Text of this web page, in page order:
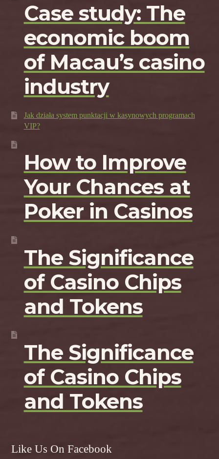
Case study: The
economic boom
of Macau’s casino
industry
Jak działa system punktacji w kasynowych programach
VIP?
How to Improve
Your Chances at
Poker in Casinos
The Significance
of Casino Chips
and Tokens
The Significance
of Casino Chips
and Tokens
Like Us On Facebook